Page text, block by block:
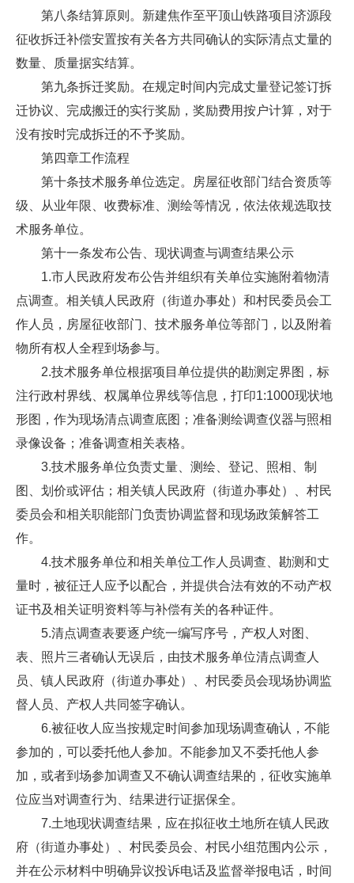
第八条结算原则。新建焦作至平顶山铁路项目济源段
征收拆迁补偿安置按有关各方共同确认的实际清点丈量的
数量、质量据实结算。
第九条拆迁奖励。在规定时间内完成丈量登记签订拆
迁协议、完成搬迁的实行奖励，奖励费用按户计算，对于
没有按时完成拆迁的不予奖励。
第四章工作流程
第十条技术服务单位选定。房屋征收部门结合资质等
级、从业年限、收费标准、测绘等情况，依法依规选取技
术服务单位。
第十一条发布公告、现状调查与调查结果公示
1.市人民政府发布公告并组织有关单位实施附着物清
点调查。相关镇人民政府（街道办事处）和村民委员会工
作人员，房屋征收部门、技术服务单位等部门，以及附着
物所有权人全程到场参与。
2.技术服务单位根据项目单位提供的勘测定界图，标
注行政村界线、权属单位界线等信息，打印1:1000现状地
形图，作为现场清点调查底图；准备测绘调查仪器与照相
录像设备；准备调查相关表格。
3.技术服务单位负责丈量、测绘、登记、照相、制
图、划价或评估；相关镇人民政府（街道办事处）、村民
委员会和相关职能部门负责协调监督和现场政策解答工
作。
4.技术服务单位和相关单位工作人员调查、勘测和丈
量时，被征迁人应予以配合，并提供合法有效的不动产权
证书及相关证明资料等与补偿有关的各种证件。
5.清点调查表要逐户统一编写序号，产权人对图、
表、照片三者确认无误后，由技术服务单位清点调查人
员、镇人民政府（街道办事处）、村民委员会现场协调监
督人员、产权人共同签字确认。
6.被征收人应当按规定时间参加现场调查确认，不能
参加的，可以委托他人参加。不能参加又不委托他人参
加，或者到场参加调查又不确认调查结果的，征收实施单
位应当对调查行为、结果进行证据保全。
7.土地现状调查结果，应在拟征收土地所在镇人民政
府（街道办事处）、村民委员会、村民小组范围内公示，
并在公示材料中明确异议投诉电话及监督举报电话，时间